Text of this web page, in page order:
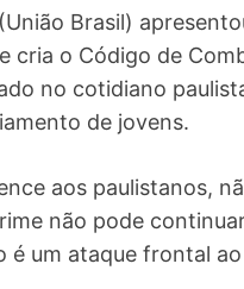
er
e
st
k
e
dI
n
ar
e
Brasil)
cria o Código de
no cotidiano
de jovens.
aos paulistanos,
não pode
é um ataque frontal